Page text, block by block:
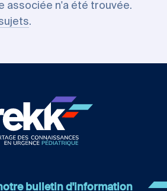
associée n'a été trouvée.
.
bulletin d'information